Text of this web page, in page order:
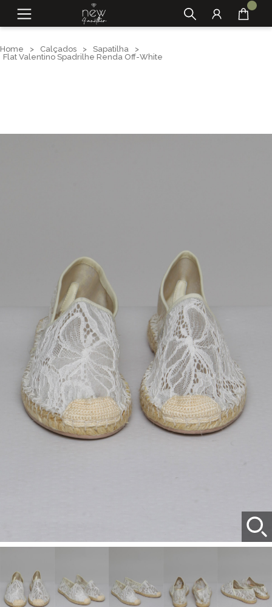
Home > Calçados > Sapatilha
>
Flat Valentino Spadrilhe Renda Off-White